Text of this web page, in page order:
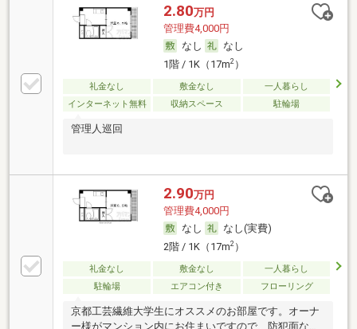
2.80万円
管理費4,000円
なし
なし
1階 / 1K（17m2）
礼金なし 敷金なし
一人暮らし
インターネット無料
収納スペース 駐輪場
管理人巡回
2.90万円
管理費4,000円
なし
なし(実費)
2階 / 1K（17m2）
礼金なし 敷金なし
一人暮らし
駐輪場
エアコン付き フローリング
京都工芸繊維大学生にオススメのお部屋です。オーナ
ー様がマンション内にお住まいですので、防犯面など